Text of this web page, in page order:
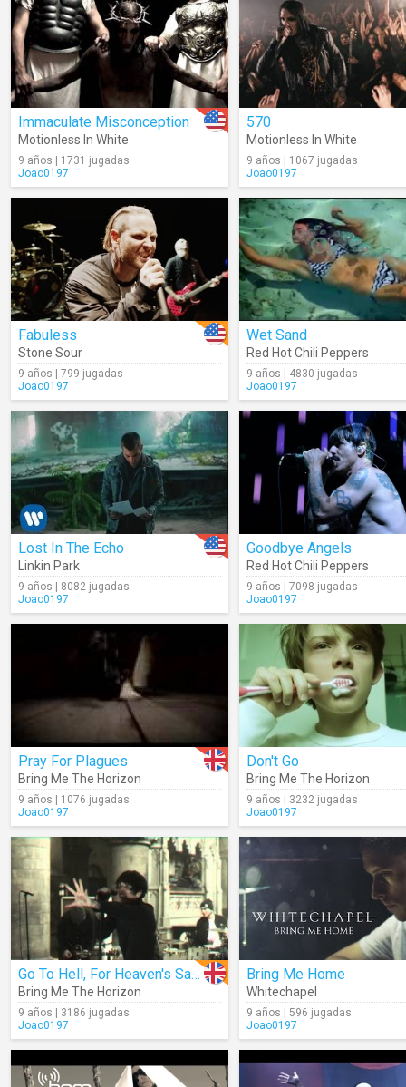
Immaculate Misconception
Motionless In White
9 años | 1731 jugadas
Joao0197
570
Motionless In White
9 años | 1067 jugadas
Joao0197
Fabuless
Stone Sour
9 años | 799 jugadas
Joao0197
Wet Sand
Red Hot Chili Peppers
9 años | 4830 jugadas
Joao0197
Lost In The Echo
Linkin Park
9 años | 8082 jugadas
Joao0197
Goodbye Angels
Red Hot Chili Peppers
9 años | 7098 jugadas
Joao0197
Pray For Plagues
Bring Me The Horizon
9 años | 1076 jugadas
Joao0197
Don't Go
Bring Me The Horizon
9 años | 3232 jugadas
Joao0197
Go To Hell, For Heaven's Sake
Bring Me The Horizon
9 años | 3186 jugadas
Joao0197
Bring Me Home
Whitechapel
9 años | 596 jugadas
Joao0197